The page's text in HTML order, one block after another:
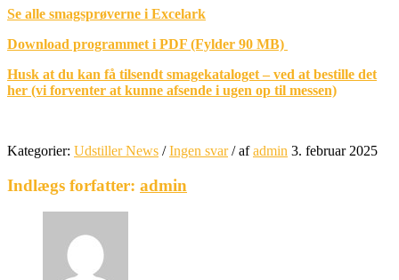
Se alle smagsprøverne i Excelark
Download programmet i PDF (Fylder 90 MB)
Husk at du kan få tilsendt smagekataloget – ved at bestille det
her (vi forventer at kunne afsende i ugen op til messen)
Kategorier: Udstiller News / Ingen svar /afadmin 3. februar 2025
Indlægs forfatter: admin